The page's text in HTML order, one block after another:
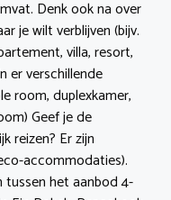
Denk ook na over
je wilt verblijven (bijv.
villa, resort,
er verschillende
room, duplexkamer,
Geef je de
reizen? Er zijn
accommodaties).
tussen het aanbod 4-